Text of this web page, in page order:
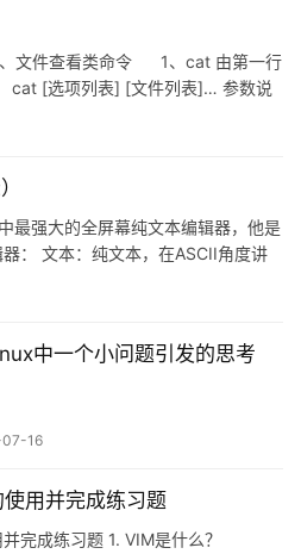
、文件查看类命令 1、cat 由第一行
cat [选项列表] [文件列表]… 参数说
-E…
最强大的全屏幕纯文本编辑器，他是
： 文本：纯文本，在ASCII角度讲
编辑器：nano，vi
中一个小问题引发的思考
16
用并完成练习题
完成练习题 1. VIM是什么？